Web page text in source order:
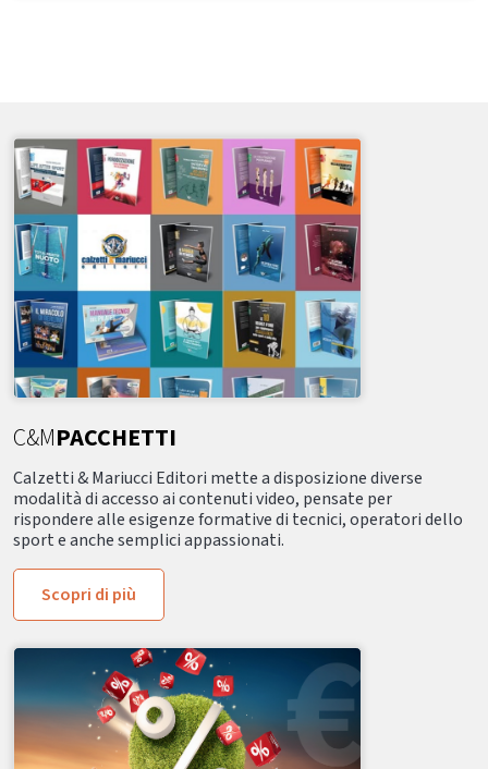
C&MPACCHETTI
Calzetti & Mariucci Editori mette a disposizione diverse
modalità di accesso ai contenuti video, pensate per
rispondere alle esigenze formative di tecnici, operatori dello
sport e anche semplici appassionati.
Scopri di più